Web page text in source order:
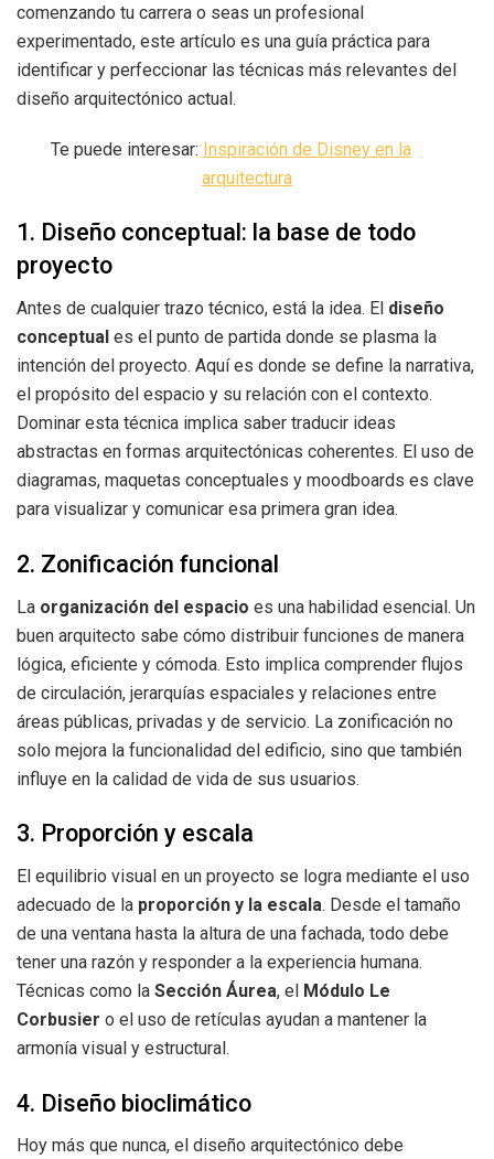
comenzando tu carrera o seas un profesional
experimentado, este artículo es una guía práctica para
identificar y perfeccionar las técnicas más relevantes del
diseño arquitectónico actual.
Te puede interesar: Inspiración de Disney en la
arquitectura
1. Diseño conceptual: la base de todo
proyecto
Antes de cualquier trazo técnico, está la idea. El diseño
conceptual es el punto de partida donde se plasma la
intención del proyecto. Aquí es donde se define la narrativa,
el propósito del espacio y su relación con el contexto.
Dominar esta técnica implica saber traducir ideas
abstractas en formas arquitectónicas coherentes. El uso de
diagramas, maquetas conceptuales y moodboards es clave
para visualizar y comunicar esa primera gran idea.
2. Zonificación funcional
La organización del espacio es una habilidad esencial. Un
buen arquitecto sabe cómo distribuir funciones de manera
lógica, eficiente y cómoda. Esto implica comprender flujos
de circulación, jerarquías espaciales y relaciones entre
áreas públicas, privadas y de servicio. La zonificación no
solo mejora la funcionalidad del edificio, sino que también
influye en la calidad de vida de sus usuarios.
3. Proporción y escala
El equilibrio visual en un proyecto se logra mediante el uso
adecuado de la proporción y la escala. Desde el tamaño
de una ventana hasta la altura de una fachada, todo debe
tener una razón y responder a la experiencia humana.
Técnicas como la Sección Áurea, el Módulo Le
Corbusier o el uso de retículas ayudan a mantener la
armonía visual y estructural.
4. Diseño bioclimático
Hoy más que nunca, el diseño arquitectónico debe